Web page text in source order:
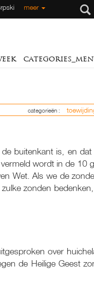
meer
categorieën :
buitenkant is, en
wordt in de 10
Wet. Als we de
zonden
over
de Heilige Geest